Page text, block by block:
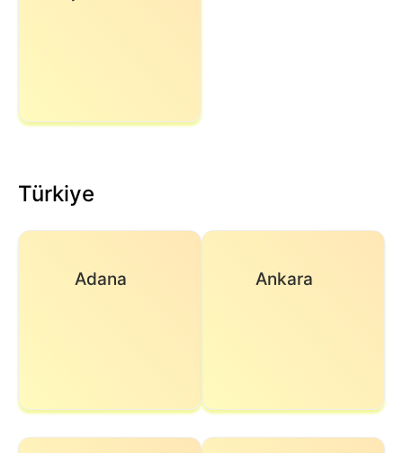
Türkiye
Adana Ankara